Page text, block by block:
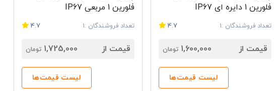
فلورین 1 دایره ای IP67
تعداد فروشندگان :1 4.7
قیمت از 1,600,000 تومان
لیست قیمت‌ها
فلورین 1 مربعی IP67
تعداد فروشندگان :1 4.7
قیمت از 1,725,000 تومان
لیست قیمت‌ها